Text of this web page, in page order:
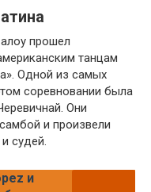
прошел
танцам
Одной из самых
соревновании была
Они
и произвели
судей.
и